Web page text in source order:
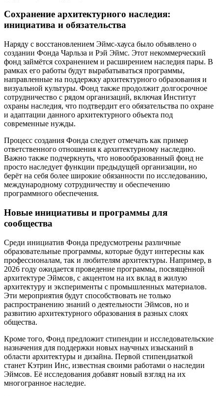
Сохранение архитектурного наследия:
инициатива и обязательства
Наряду с восстановлением Эймс-хауса было объявлено о
создании Фонда Чарльза и Рэй Эймс. Этот некоммерческий
фонд займётся сохранением и расширением наследия пары. В
рамках его работы будут вырабатываться программы,
направленные на поддержку архитектурного образования и
визуальной культуры. Фонд также продолжит долгосрочное
сотрудничество с рядом организаций, включая Институт
охраны наследия, что подтвердит его обязательства по охране
и адаптации данного архитектурного объекта под
современные нужды.
Процесс создания Фонда следует отмечать как пример
ответственного отношения к архитектурному наследию.
Важно также подчеркнуть, что новообразованный фонд не
просто наследует функции предыдущей организации, но
берёт на себя более широкие обязанности по исследованию,
международному сотрудничеству и обеспечению
программного обеспечения.
Новые инициативы и программы для
сообщества
Среди инициатив Фонда предусмотрены различные
образовательные программы, которые будут интересны как
профессионалам, так и любителям архитектуры. Например, в
2026 году ожидается проведение программы, посвящённой
архитектуре Эймсов, с акцентом на их вклад в жилую
архитектуру и эксперименты с промышленных материалов.
Эти мероприятия будут способствовать не только
распространению знаний о деятельности Эймсов, но и
развитию архитектурного образования в разных слоях
общества.
Кроме того, Фонд предложит стипендии и исследовательские
назначения для поддержки новых научных изысканий в
области архитектуры и дизайна. Первой стипендиаткой
станет Кэтрин Инс, известная своими работами о наследии
Эймсов. Её исследования добавят новый взгляд на их
многогранное наследие.